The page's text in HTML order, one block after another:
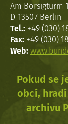
Am Borsigturm
D-13507 Berlin
Tel.: +49 (030)
Fax: +49 (030)
Web:
Pokud se
obcí,
archivu